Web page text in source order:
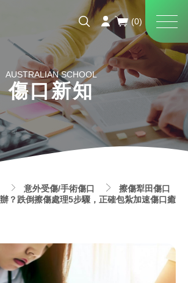
AUSTRALIAN SCHOOL
傷口新知
意外受傷/手術傷口
擦傷犁田傷口
？跌倒擦傷處理5步驟，正確包紮加速傷口癒